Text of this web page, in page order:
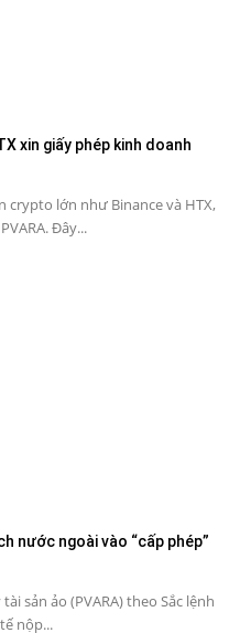
xin giấy phép kinh doanh
crypto lớn như Binance và HTX,
Đây...
nước ngoài vào “cấp phép”
sản ảo (PVARA) theo Sắc lệnh
nộp...